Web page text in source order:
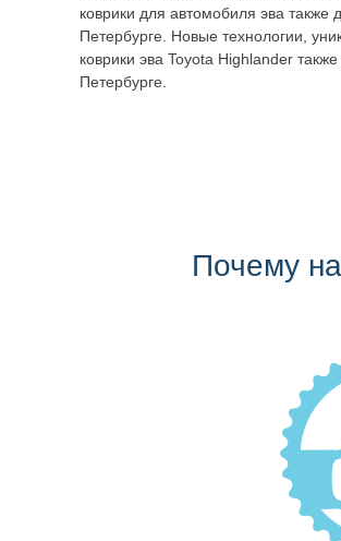
коврики для автомобиля эва
Петербурге. Новые технологии,
коврики эва Toyota Highlander
Петербурге.
Почему